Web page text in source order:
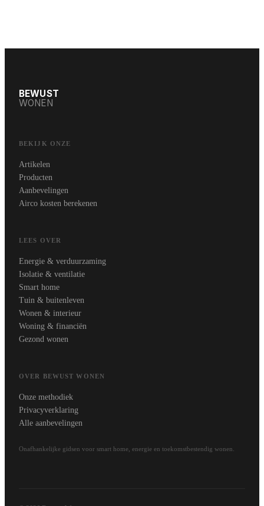
BEWUST
WONEN
BEKIJK ONZE
Artikelen
Producten
Aanbevelingen
Airco kosten berekenen
LEES OVER
Energie & verduurzaming
Isolatie & ventilatie
Smart home
Tuin & buitenleven
Wonen & interieur
Woning & financiën
Gezond wonen
OVER BEWUST WONEN
Onze methodiek
Privacyverklaring
Alle aanbevelingen
Onafhankelijke gidsen voor smart home, energie en toekomstbestendig wonen.